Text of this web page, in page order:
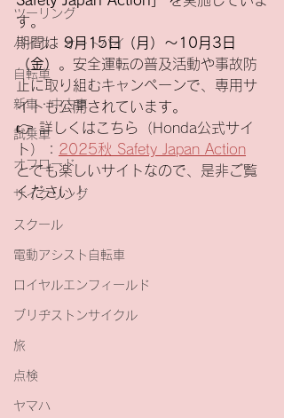
ツーリング
バイク・オートバイ
自転車
新車・中古車
試乗車
オフロード
サイクリング
スクール
電動アシスト自転車
ロイヤルエンフィールド
ブリヂストンサイクル
旅
点検
ヤマハ
す。
期間は 9月15日（月）～10月3日
（金） 。安全運転の普及活動や事故防
止に取り組むキャンペーンで、専用サ
イトも公開されています。
👉 詳しくはこちら（Honda公式サイ
ト）： 2025秋 Safety Japan Action
とても楽しいサイトなので、是非ご覧
ください！